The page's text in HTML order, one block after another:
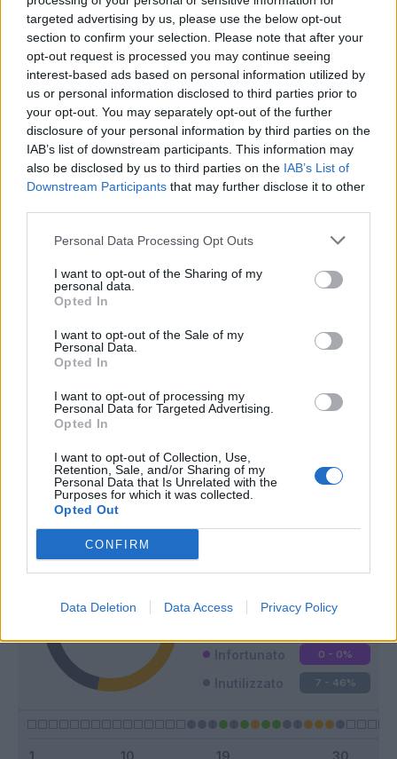
targeted advertising by us, please use the below opt-out
section to confirm your selection. Please note that after your
opt-out request is processed you may continue seeing
interest-based ads based on personal information utilized by
us or personal information disclosed to third parties prior to
your opt-out. You may separately opt-out of the further
disclosure of your personal information by third parties on the
IAB’s list of downstream participants. This information may
also be disclosed by us to third parties on the IAB’s List of
Downstream Participants that may further disclose it to other
Personal Data Processing Opt Outs
I want to opt-out of the Sharing of my
personal data.
Opted In
I want to opt-out of the Sale of my
Personal Data.
Opted In
I want to opt-out of processing my
Personal Data for Targeted Advertising.
Opted In
I want to opt-out of Collection, Use,
Retention, Sale, and/or Sharing of my
Personal Data that Is Unrelated with the
Purposes for which it was collected.
Opted Out
CONFIRM
Data Deletion Data Access Privacy Policy
Bonus Malus
Presenze a
voto
Quotazioni
Classic
Riepilogo stagione
Titolare
Entrato
Infortunato 0 - 0%
Inutilizzato 7 - 46%